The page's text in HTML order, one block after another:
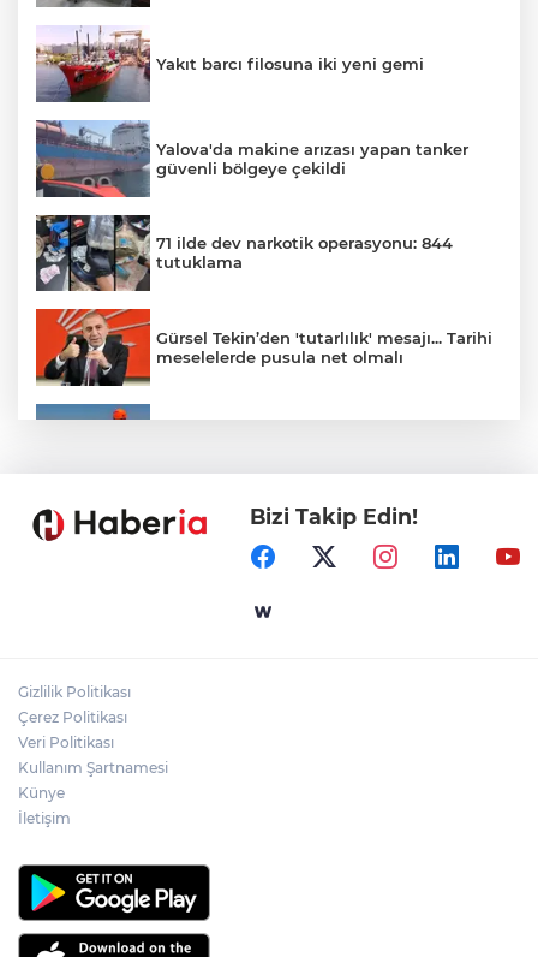
Yakıt barcı filosuna iki yeni gemi
Yalova'da makine arızası yapan tanker
güvenli bölgeye çekildi
71 ilde dev narkotik operasyonu: 844
tutuklama
Gürsel Tekin’den 'tutarlılık' mesajı... Tarihi
meselelerde pusula net olmalı
Samsun’da Alaçam'a yeni yaşam alanı
Yapay zekada onlarca uygulamanın
Bizi Takip Edin!
Gizlilik Politikası
Çerez Politikası
Veri Politikası
Kullanım Şartnamesi
Künye
İletişim